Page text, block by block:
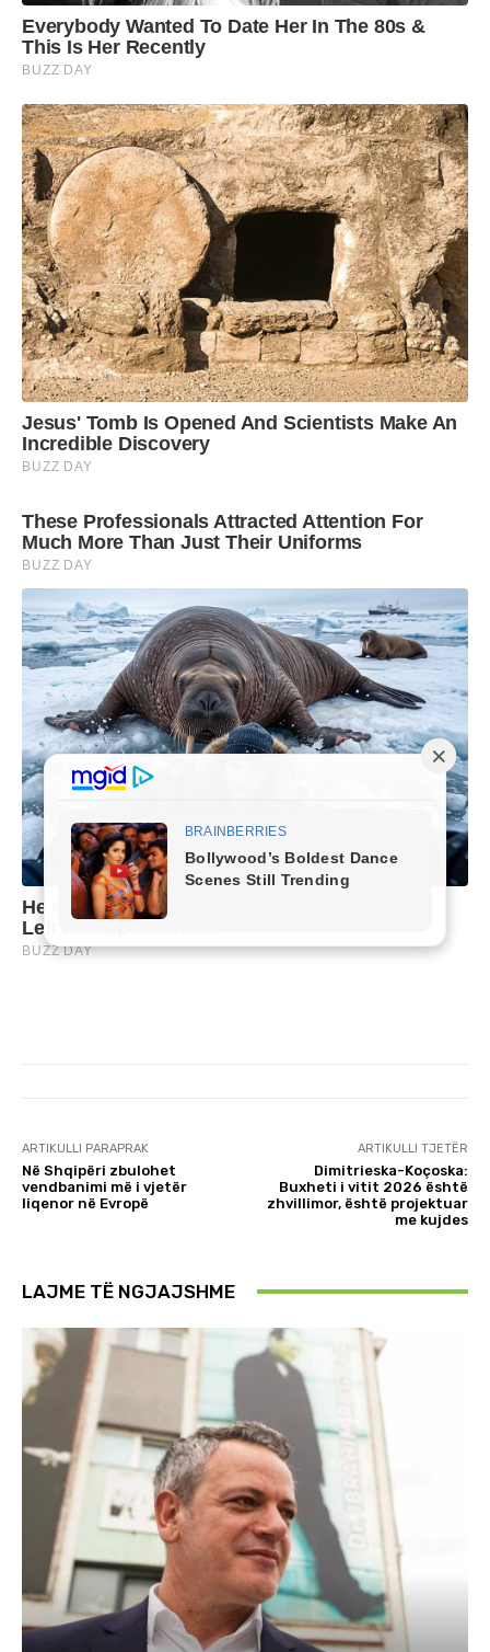
ARTIKULLI PARAPRAK
Në Shqipëri zbulohet
vendbanimi më i vjetër
liqenor në Evropë
ARTIKULLI TJETËR
Dimitrieska-Koçoska:
Buxheti i vitit 2026 është
zhvillimor, është projektuar
me kujdes
LAJME TË NGJAJSHME